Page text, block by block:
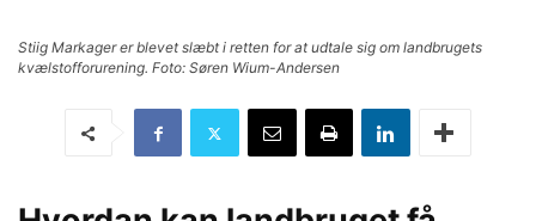
Stiig Markager er blevet slæbt i retten for at udtale sig om landbrugets
kvælstofforurening. Foto: Søren Wium-Andersen